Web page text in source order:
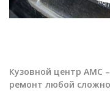
Кузовной центр АМС
ремонт любой